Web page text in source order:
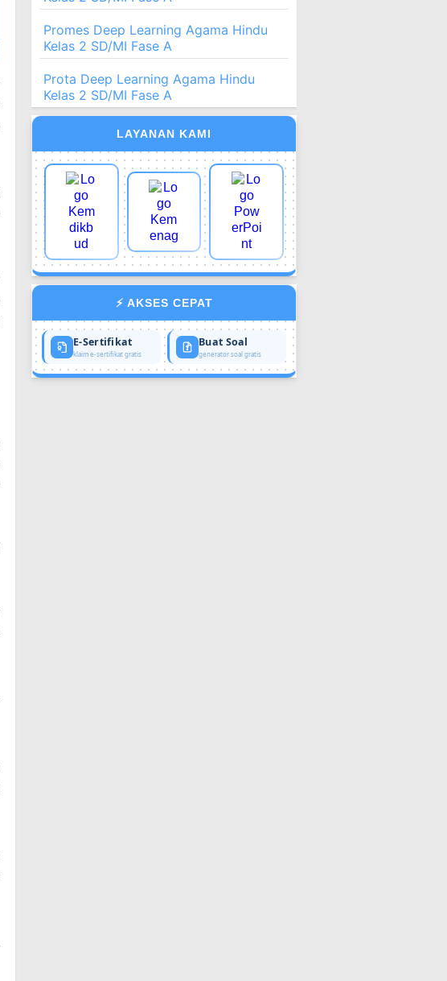
Promes Deep Learning Agama Hindu
Kelas 2 SD/MI Fase A
Prota Deep Learning Agama Hindu
Kelas 2 SD/MI Fase A
LAYANAN KAMI
⚡ AKSES CEPAT
E-Sertifikat
klaim e-sertifikat gratis
Buat Soal
generator soal gratis